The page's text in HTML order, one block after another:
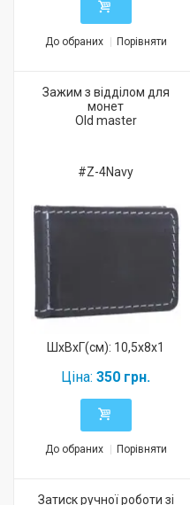
До обраних Порівняти
Зажим з відділом для
монет
Old master
#Z-4Navy
ШхВхГ(см): 10,5x8x1
Ціна: 350 грн.
До обраних Порівняти
Затиск ручної роботи зі